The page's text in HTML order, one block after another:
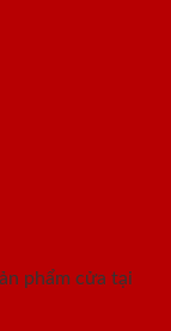
phẩm cửa tại